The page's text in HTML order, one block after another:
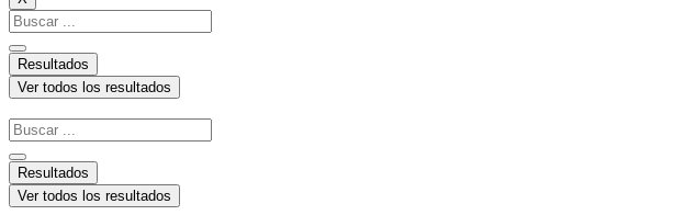
Search
...
Resultados
Ver todos los resultados
Search
...
Resultados
Ver todos los resultados